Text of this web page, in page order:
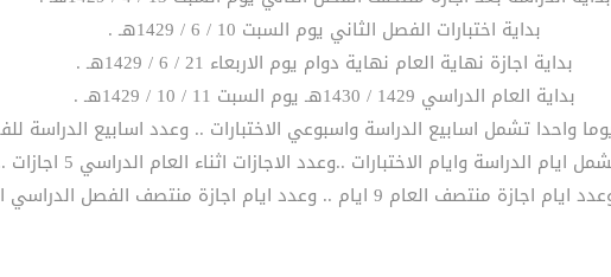
بداية اختبارات الفصل الثاني يوم السبت 10 / 6 / 1429هـ .
بداية اجازة نهاية العام نهاية دوام يوم الاربعاء 21 / 6 / 1429هـ .
بداية العام الدراسي 1429 / 1430هـ يوم السبت 11 / 10 / 1429هـ .